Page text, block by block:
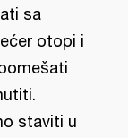
sa
otopi i
staviti u